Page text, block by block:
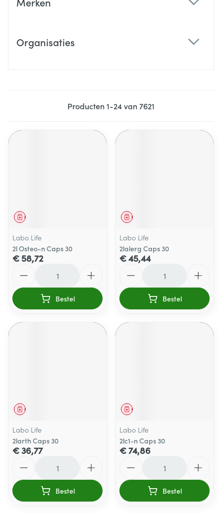
Organisaties
Producten1-24van7621
Geneesmiddel
Labo Life
2l Osteo-n Caps 30
€ 58,72
Bestel
Geneesmiddel
Labo Life
2lalerg Caps 30
€ 45,44
Bestel
Geneesmiddel
Labo Life
2larth Caps 30
€ 36,77
Bestel
Geneesmiddel
Labo Life
2lc1-n Caps 30
€ 74,86
Bestel